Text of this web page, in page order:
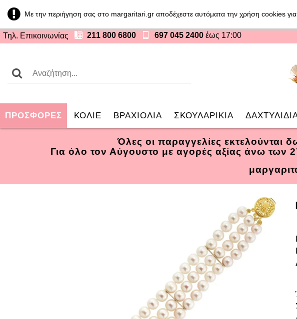
Με την περιήγηση σας στο margaritari.gr αποδέχεστε αυτόματα την χρήση cookies για
Τηλ. Επικοινωνίας 211 800 6800 697 045 2400 έως 17:00
ΠΡΟΣΦOΡΕΣ ΚΟΛΙΕ ΒΡΑΧΙΟΛΙΑ ΣΚΟΥΛΑΡΙΚΙΑ
Όλες οι παραγγελίες
Για όλο τον Αύγουστο με αγορές αξίας άνω